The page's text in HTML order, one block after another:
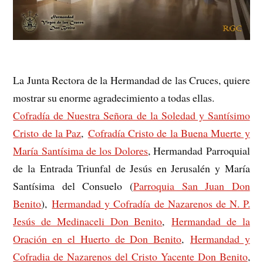
La Junta Rectora de la Hermandad de las Cruces, quiere
mostrar su enorme agradecimiento a todas ellas.
Cofradía de Nuestra Señora de la Soledad y Santísimo
Cristo de la Paz, Cofradía Cristo de la Buena Muerte y
María Santísima de los Dolores, Hermandad Parroquial
de la Entrada Triunfal de Jesús en Jerusalén y María
Santísima del Consuelo (Parroquia San Juan Don
Benito),Hermandad y Cofradía de Nazarenos de N. P.
Jesús de Medinaceli Don Benito,Hermandad de la
Oración en el Huerto de Don Benito, Hermandad y
Cofradia de Nazarenos del Cristo Yacente Don Benito,